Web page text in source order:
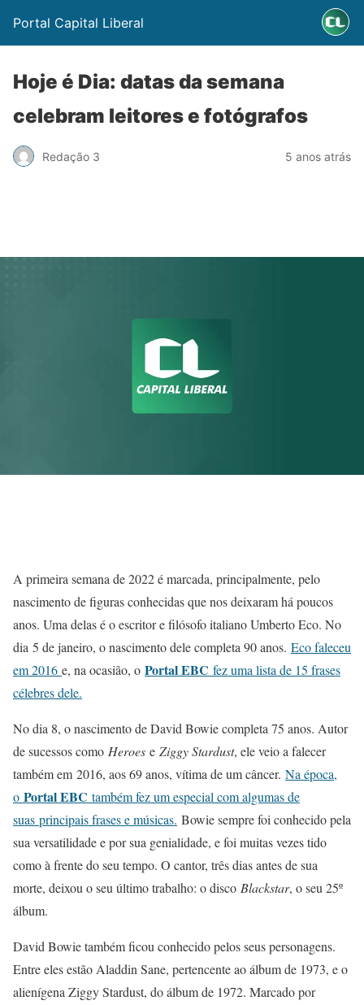
Portal Capital Liberal
Hoje é Dia: datas da semana
celebram leitores e fotógrafos
Redação 3 5 anos atrás
A primeira semana de 2022 é marcada, principalmente, pelo
nascimento de figuras conhecidas que nos deixaram há poucos
anos. Uma delas é o escritor e filósofo italiano Umberto Eco. No
dia 5 de janeiro, o nascimento dele completa 90 anos. Eco faleceu
em 2016 e, na ocasião, o Portal EBC fez uma lista de 15 frases
célebres dele.
No dia 8, o nascimento de David Bowie completa 75 anos. Autor
de sucessos como Heroes e Ziggy Stardust, ele veio a falecer
também em 2016, aos 69 anos, vítima de um câncer. Na época,
o Portal EBC também fez um especial com algumas de
suas principais frases e músicas. Bowie sempre foi conhecido pela
sua versatilidade e por sua genialidade, e foi muitas vezes tido
como à frente do seu tempo. O cantor, três dias antes de sua
morte, deixou o seu último trabalho: o disco Blackstar, o seu 25º
álbum.
David Bowie também ficou conhecido pelos seus personagens.
Entre eles estão Aladdin Sane, pertencente ao álbum de 1973, e o
alienígena Ziggy Stardust, do álbum de 1972. Marcado por